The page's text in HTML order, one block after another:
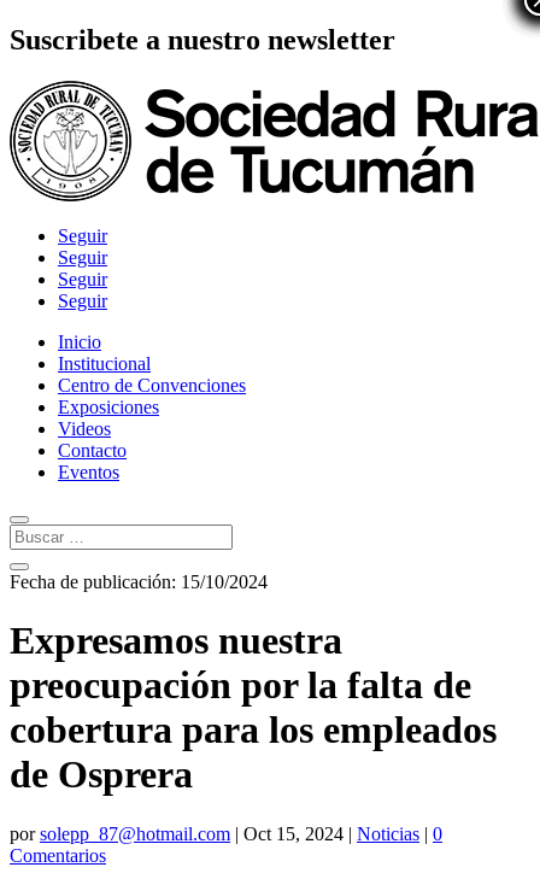
Suscribete a nuestro newsletter
Seguir
Seguir
Seguir
Seguir
Inicio
Institucional
Centro de Convenciones
Exposiciones
Videos
Contacto
Eventos
Fecha de publicación: 15/10/2024
Expresamos nuestra
preocupación por la falta de
cobertura para los empleados
de Osprera
porsolepp_87@hotmail.com | Oct 15, 2024 | Noticias | 0
Comentarios